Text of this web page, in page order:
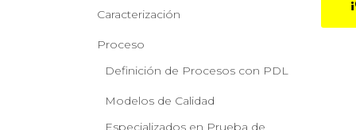
Caracterización
Proceso
Definición de Procesos con PDL
Modelos de Calidad
Especializados en Prueba de